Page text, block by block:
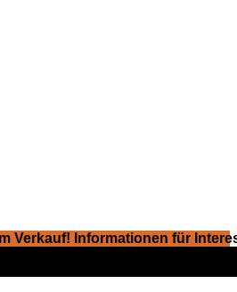
Verkauf! Informationen für